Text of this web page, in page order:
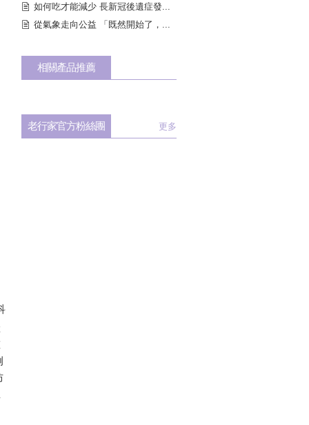
如何吃才能減少 長新冠後遺症發...
從氣象走向公益 「既然開始了，...
相關產品推薦
老行家官方粉絲團 更多